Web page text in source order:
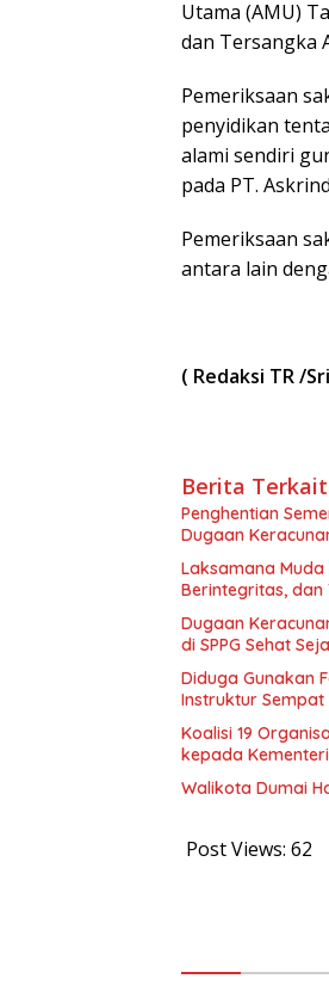
Utama (AMU)
dan Tersangka
Pemeriksaan
penyidikan
alami sendiri
pada PT.
Pemeriksaan
antara lain
( Redaksi TR /
Berita Terkait
Penghentian
Dugaan
Laksamana Muda
Berintegritas,
Dugaan
di SPPG Sehat
Diduga Gunakan
Instruktur
Koalisi 19
kepada
Walikota Dumai
Post Views: 62